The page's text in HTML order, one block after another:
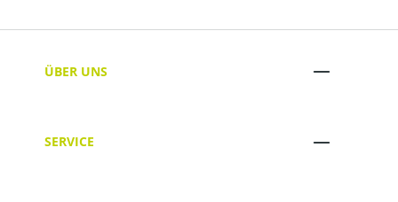
ÜBER UNS
SERVICE